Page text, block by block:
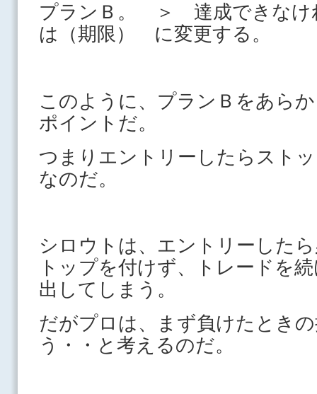
プランＢ。 ＞ 達成できなけ
は（期限） に変更する。
このように、プランＢをあら
ポイントだ。
つまりエントリーしたらスト
なのだ。
シロウトは、エントリーした
トップを付けず、トレードを
出してしまう。
だがプロは、まず負けたとき
う・・と考えるのだ。